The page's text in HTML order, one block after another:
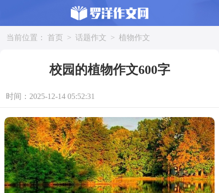
当前位置： 首页 > 话题作文 > 植物作文
校园的植物作文600字
时间：2025-12-14 05:52:31